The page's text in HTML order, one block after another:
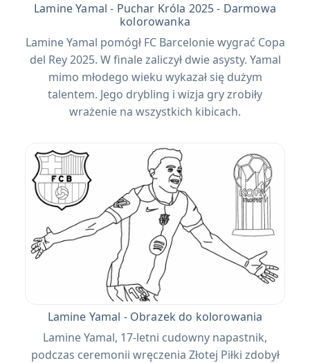
Lamine Yamal - Puchar Króla 2025 - Darmowa
kolorowanka
Lamine Yamal pomógł FC Barcelonie wygrać Copa
del Rey 2025. W finale zaliczył dwie asysty. Yamal
mimo młodego wieku wykazał się dużym
talentem. Jego drybling i wizja gry zrobiły
wrażenie na wszystkich kibicach.
Lamine Yamal - Obrazek do kolorowania
Lamine Yamal, 17-letni cudowny napastnik,
podczas ceremonii wręczenia Złotej Piłki zdobył